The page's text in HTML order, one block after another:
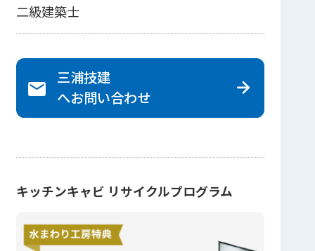
二級建築士
三浦技建
へお問い合わせ
キッチンキャビ リサイクルプログラム